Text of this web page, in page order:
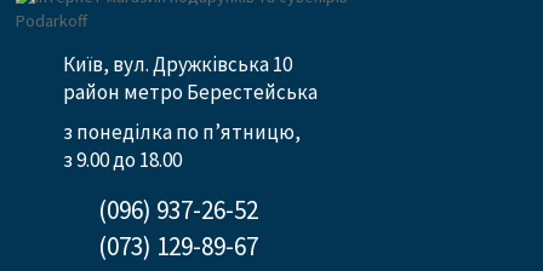
Київ, вул. Дружківська 10
район метро Берестейська
з понеділка по п’ятницю,
з 9.00 до 18.00
(096) 937-26-52
(073) 129-89-67